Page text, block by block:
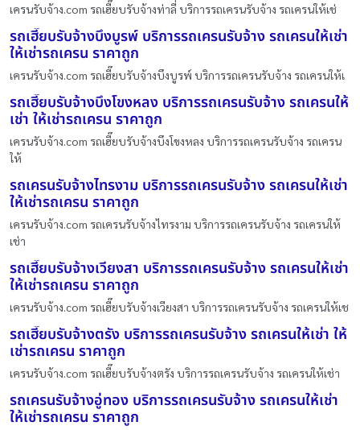
เครนรับจ้าง.com รถเฮี๊ยบรับจ้างท่าลี่ บริการรถเครนรับจ้าง รถเครนให้เช่
รถเฮี๊ยบรับจ้างบึงบูรพ์ บริการรถเครนรับจ้าง รถเครนให้เช่า
ให้เช่ารถเครน ราคาถูก
เครนรับจ้าง.com รถเฮี๊ยบรับจ้างบึงบูรพ์ บริการรถเครนรับจ้าง รถเครนให้เ
รถเฮี๊ยบรับจ้างบึงโขงหลง บริการรถเครนรับจ้าง รถเครนให้
เช่า ให้เช่ารถเครน ราคาถูก
เครนรับจ้าง.com รถเฮี๊ยบรับจ้างบึงโขงหลง บริการรถเครนรับจ้าง รถเครน
ให้
รถเครนรับจ้างไทรงาม บริการรถเครนรับจ้าง รถเครนให้เช่า
ให้เช่ารถเครน ราคาถูก
เครนรับจ้าง.com รถเครนรับจ้างไทรงาม บริการรถเครนรับจ้าง รถเครนให้
เช่า
รถเฮี๊ยบรับจ้างเวียงสา บริการรถเครนรับจ้าง รถเครนให้เช่า
ให้เช่ารถเครน ราคาถูก
เครนรับจ้าง.com รถเฮี๊ยบรับจ้างเวียงสา บริการรถเครนรับจ้าง รถเครนให้เช
รถเฮี๊ยบรับจ้างตรัง บริการรถเครนรับจ้าง รถเครนให้เช่า ให้
เช่ารถเครน ราคาถูก
เครนรับจ้าง.com รถเฮี๊ยบรับจ้างตรัง บริการรถเครนรับจ้าง รถเครนให้เช่า
รถเครนรับจ้างอู่ทอง บริการรถเครนรับจ้าง รถเครนให้เช่า
ให้เช่ารถเครน ราคาถูก